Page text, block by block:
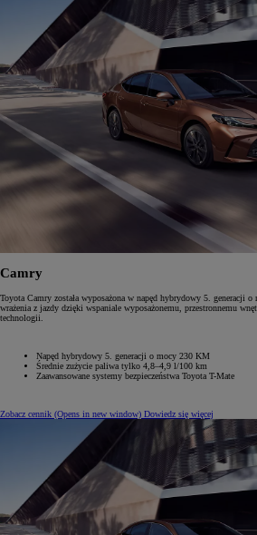
Camry
Toyota Camry została wyposażona w napęd hybrydowy 5. generacji
wrażenia z jazdy dzięki wspaniale wyposażonemu, przestronnemu
technologii.
Napęd hybrydowy 5. generacji o mocy 230 KM
Średnie zużycie paliwa tylko 4,8–4,9 l/100 km
Zaawansowane systemy bezpieczeństwa Toyota T-Mate
Zobacz cennik (Opens in new window) Dowiedz się więcej